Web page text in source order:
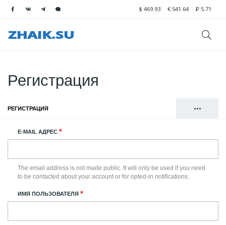
$ 469.93 € 541.64 ₽ 5.71
Регистрация
•••
вкладки
ВОЙТИ
РЕГИСТРАЦИЯ
E-MAIL АДРЕС
The email address is not made public. It will only be used if you need
to be contacted about your account or for opted-in notifications.
ИМЯ ПОЛЬЗОВАТЕЛЯ